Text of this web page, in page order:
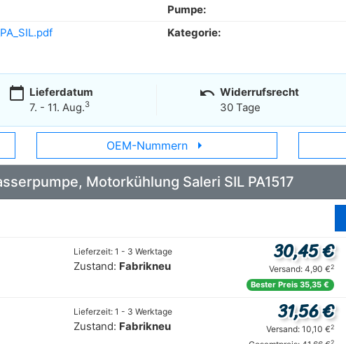
Pumpe:
Kategorie:
calendar_today Lieferdatum
7. - 11. Aug.3
undo Widerrufsrecht
30 Tage
OEM-Nummern arrow_right
Motorkühlung Saleri SIL PA1517
Lieferzeit: 1 - 3 Werktage
Zustand: Fabrikneu
30,45 €
Versand: 4,90 €2
Bester Preis 35,35 €
Lieferzeit: 1 - 3 Werktage
Zustand: Fabrikneu
31,56 €
Versand: 10,10 €2
2